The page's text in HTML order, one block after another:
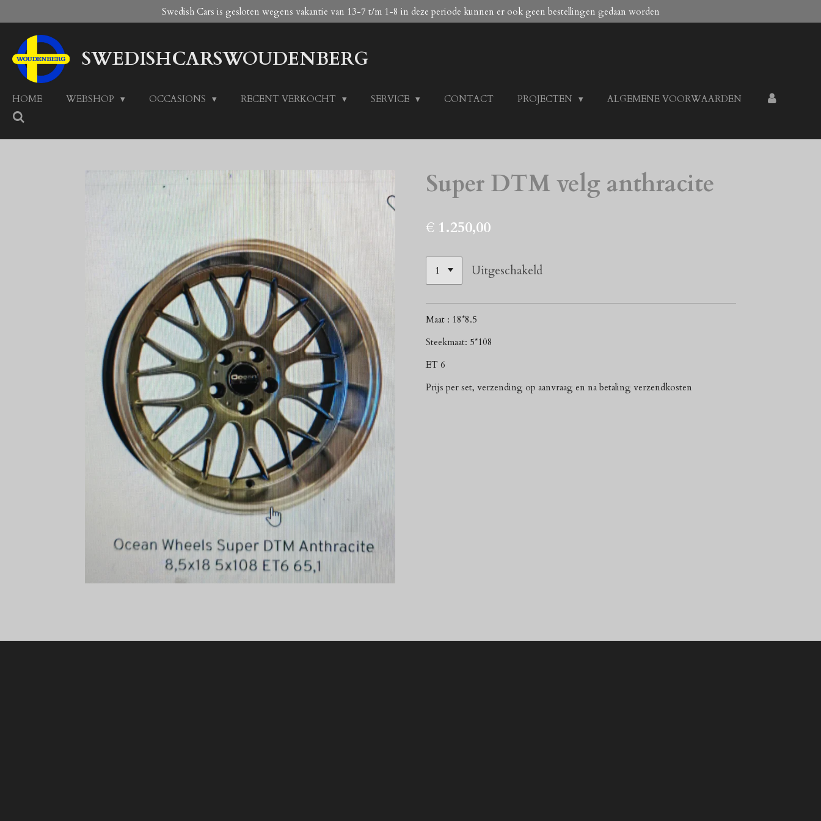
direct
de
hoofdinhoud
Swedish Cars is gesloten wegens vakantie van 13-7 t/m 1-8 in deze periode kunnen er ook geen bestellingen gedaan worden
SWEDISHCARSWOUDENBERG
HOME WEBSHOP OCCASIONS RECENT VERKOCHT SERVICE CONTACT PROJECTEN ALGEMENE VOORWAARDEN
Super DTM velg anthracite
€ 1.250,00
Uitgeschakeld
Maat : 18*8.5
Steekmaat: 5*108
ET 6
Prijs per set, verzending op aanvraag en na betaling verzendkosten